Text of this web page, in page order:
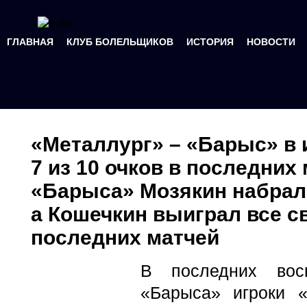
ГЛАВНАЯ КЛУБ БОЛЕЛЬЩИКОВ ИСТОРИЯ НОВОСТИ
«Металлург» – «Барыс» в
7 из 10 очков в последних
«Барыса» Мозякин
а Кошечкин выиграл все
последних матчей
В последних
«Барыса» игроки